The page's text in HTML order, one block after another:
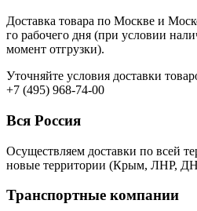
Доставка товара по Москве и
го рабочего дня (при условии
момент отгрузки).
Уточняйте условия доставки
+7 (495) 968-74-00
Вся Россия
Осуществляем доставки по всей
новые территории (Крым, ЛНР,
Транспортные компании